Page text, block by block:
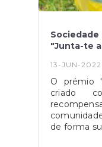
Sociedade
"Junta-te
13-JUN-2022
O prémio
criado
de forma